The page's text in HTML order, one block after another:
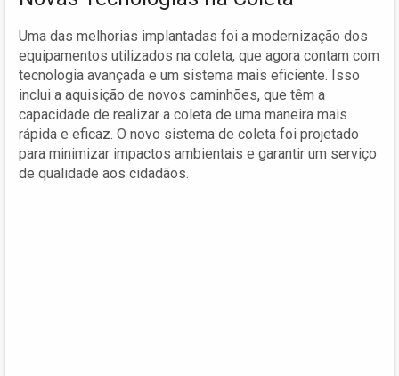
Uma das melhorias implantadas foi a modernização dos
equipamentos utilizados na coleta, que agora contam com
tecnologia avançada e um sistema mais eficiente. Isso
inclui a aquisição de novos caminhões, que têm a
capacidade de realizar a coleta de uma maneira mais
rápida e eficaz. O novo sistema de coleta foi projetado
para minimizar impactos ambientais e garantir um serviço
de qualidade aos cidadãos.